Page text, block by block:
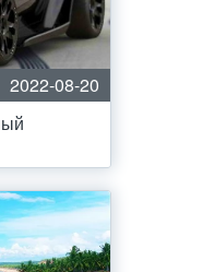
2022-08-20